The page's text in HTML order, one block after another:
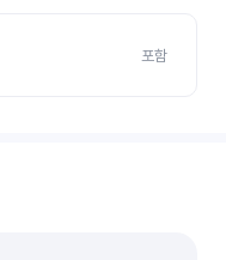
포함